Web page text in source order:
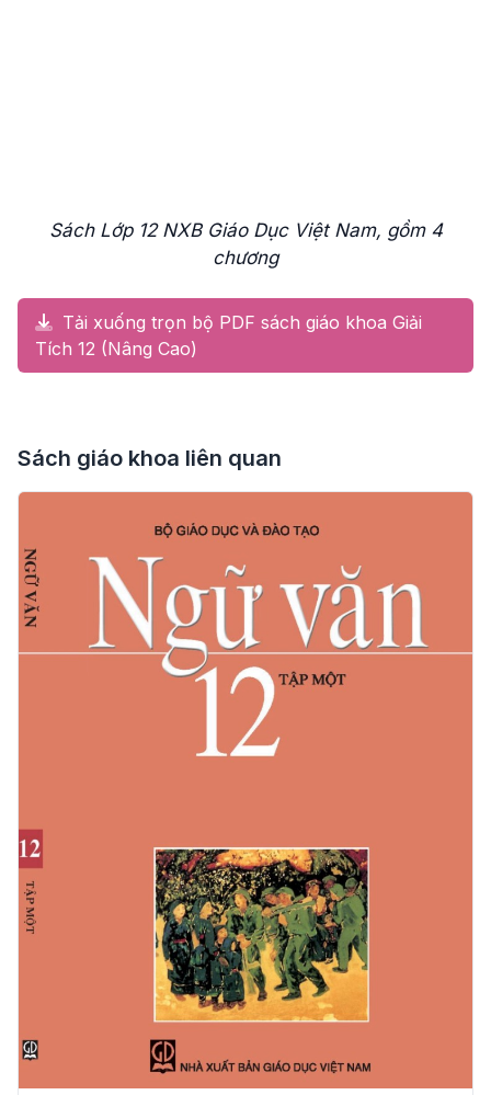
Sách Lớp 12 NXB Giáo Dục Việt Nam, gồm 4
chương
Tải xuống trọn bộ PDF sách giáo khoa Giải
Tích 12 (Nâng Cao)
Sách giáo khoa liên quan